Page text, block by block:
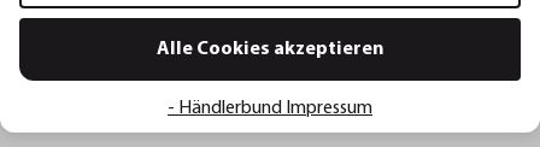
Rotes Sauerkraut mit Möhren,
Frühlingszwiebeln, Koriander und Chili
Lachsfilet
Alle Cookies akzeptieren
- Händlerbund Impressum